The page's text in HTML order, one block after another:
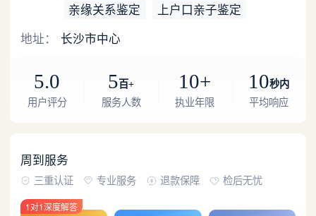
亲缘关系鉴定
上户口亲子鉴定
地址：
长沙市中心
5.0
用户评分
5百+
服务人数
10+
执业年限
10秒内
平均响应
周到服务
三重认证 专业服务 退款保障 检后无忧
1对1深度解答